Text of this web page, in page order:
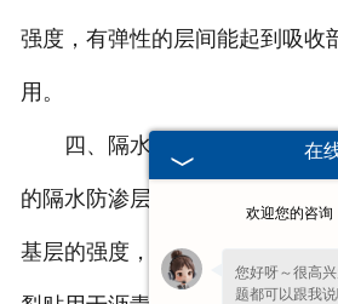
强度，有弹性的层间能起到吸收
用。
四、隔水防渗作用。抗裂贴高
的隔水防渗层，可隔断路面水向
基层的强度，使基层材料性质不
在
欢迎您的咨询
您好呀～很高
题都可以跟我说